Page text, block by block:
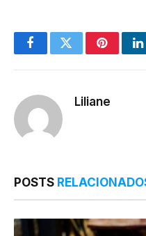
FacebookTwitterPinterest
Liliane
POSTS